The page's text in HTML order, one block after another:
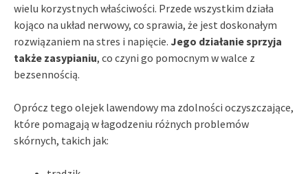
wielu korzystnych właściwości. Przede wszystkim działa
kojąco na układ nerwowy, co sprawia, że jest doskonałym
rozwiązaniem na stres i napięcie. Jego działanie sprzyja
także zasypianiu, co czyni go pomocnym w walce z
bezsennością.
Oprócz tego olejek lawendowy ma zdolności oczyszczające,
które pomagają w łagodzeniu różnych problemów
skórnych, takich jak: